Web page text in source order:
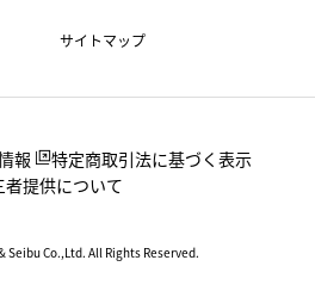
サイトマップ
報
特定商取引法に基づく表示
者提供について
Seibu Co.,Ltd. All Rights Reserved.